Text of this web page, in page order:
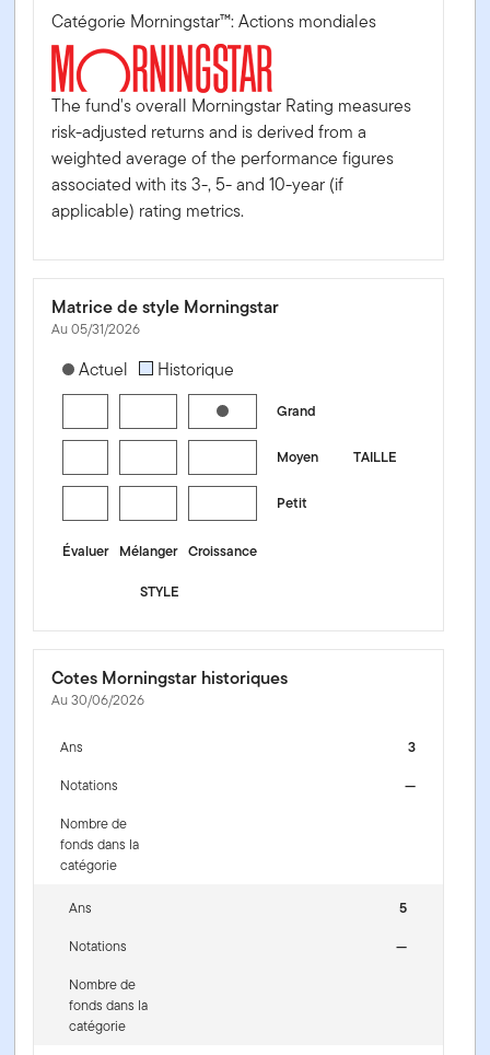
Catégorie Morningstar™: Actions mondiales
The fund's overall Morningstar Rating measures
risk-adjusted returns and is derived from a
weighted average of the performance figures
associated with its 3-, 5- and 10-year (if
applicable) rating metrics.
Matrice de style Morningstar
Au 05/31/2026
[products.morningstar-stylebox-title-sr-equity]
Actuel Historique
Grand
TAILLE
Moyen
Petit
Évaluer Mélanger Croissance
STYLE
Cotes Morningstar historiques
Au 30/06/2026
Ans
3
Notations
—
Nombre de
fonds dans la
catégorie
Ans
5
Notations
—
Nombre de
fonds dans la
catégorie